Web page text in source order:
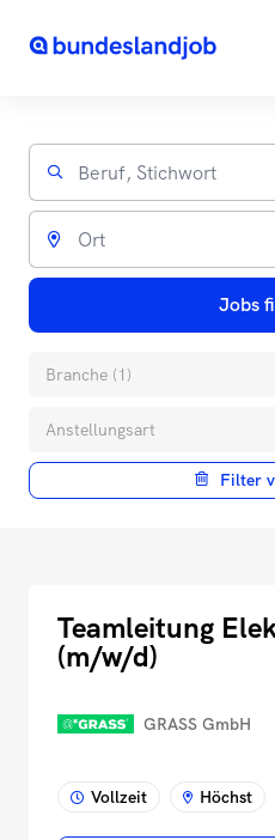
Jobs
Branche (1)
Anstellungsart
Filter
Teamleitung
(m/w/d)
GRASS GmbH
Vollzeit Höchst